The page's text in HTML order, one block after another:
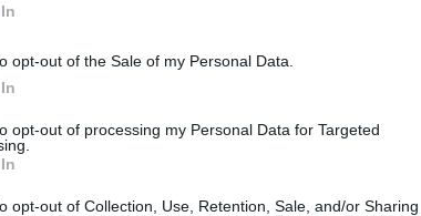
opt-out of the Sale of my Personal Data.
opt-out of processing my Personal Data for Targeted
opt-out of Collection, Use, Retention, Sale, and/or Sharing
között nem.